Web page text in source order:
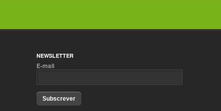
NEWSLETTER
E-mail
Subscrever